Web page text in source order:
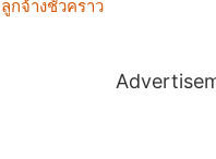
กจ้างชั่วคราว